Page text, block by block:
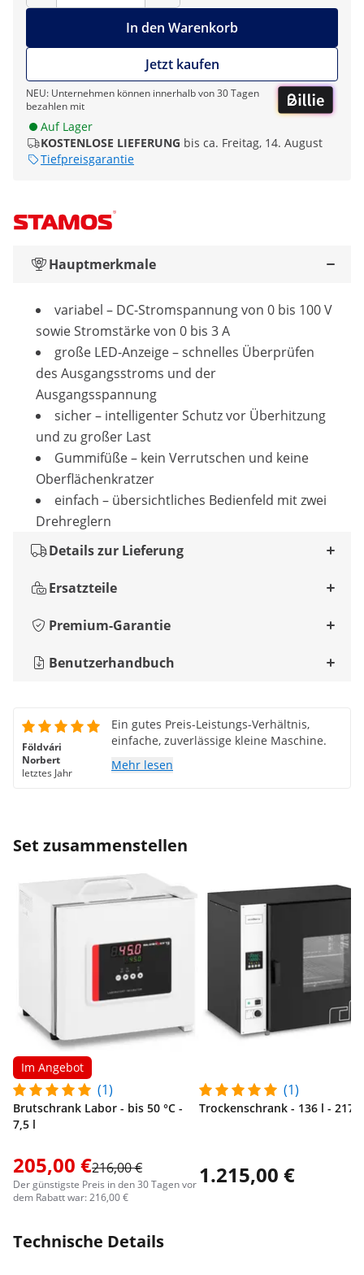
In den Warenkorb
Jetzt kaufen
NEU: Unternehmen können innerhalb von 30 Tagen
bezahlen mit
Auf Lager
KOSTENLOSE LIEFERUNG bis ca. Freitag, 14. August
Tiefpreisgarantie
Hauptmerkmale
variabel ­– DC-Stromspannung von 0 bis 100 V
sowie Stromstärke von 0 bis 3 A
große LED-Anzeige – schnelles Überprüfen
des Ausgangsstroms und der
Ausgangsspannung
sicher – intelligenter Schutz vor Überhitzung
und zu großer Last
Gummifüße – kein Verrutschen und keine
Oberflächenkratzer
einfach – übersichtliches Bedienfeld mit zwei
Drehreglern
Details zur Lieferung
Ersatzteile
Premium-Garantie
Benutzerhandbuch
Földvári
Norbert
letztes Jahr
Ein gutes Preis-Leistungs-Verhältnis,
einfache, zuverlässige kleine Maschine.
Mehr lesen
Set zusammenstellen
Im Angebot
(1)
Brutschrank Labor - bis 50 °C -
7,5 l
205,00 €216,00 €
Der günstigste Preis in den 30 Tagen vor
dem Rabatt war: 216,00 €
(1)
Trockenschrank - 136 l - 2170
1.215,00 €
Technische Details